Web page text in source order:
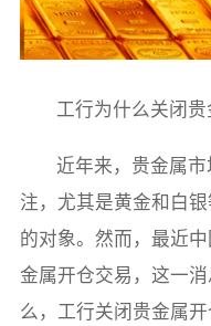
工行为什么关闭
近年来，贵金属
注，尤其是黄金和白
的对象。然而，最近
金属开仓交易，这一
么，工行关闭贵金属